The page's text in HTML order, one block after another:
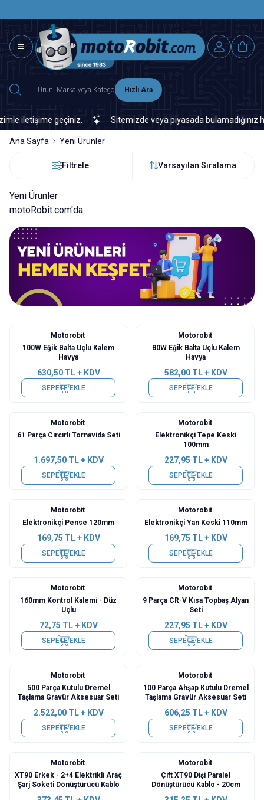
Hızlı Ara
geçiniz. Sitemizde veya piyasada bulamadığınız her
Ana Sayfa Yeni Ürünler
Filtrele Varsayılan Sıralama
Yeni Ürünler
motoRobit.com'da
Motorobit
100W Eğik Balta Uçlu Kalem
Havya
630,50TL + KDV
SEPETE EKLE
Motorobit
80W Eğik Balta Uçlu Kalem
Havya
582,00TL + KDV
SEPETE EKLE
Motorobit
61 Parça Cırcırlı Tornavida Seti
1.697,50TL + KDV
SEPETE EKLE
Motorobit
Elektronikçi Tepe Keski
100mm
227,95 TL + KDV
SEPETE EKLE
Motorobit
Elektronikçi Pense 120mm
169,75 TL + KDV
SEPETE EKLE
Motorobit
Elektronikçi Yan Keski 110mm
169,75 TL + KDV
SEPETE EKLE
Motorobit
160mm Kontrol Kalemi - Düz
Uçlu
72,75 TL + KDV
SEPETE EKLE
Motorobit
9 Parça CR-V Kısa Topbaş Alyan
Seti
227,95 TL + KDV
SEPETE EKLE
Motorobit
500 Parça Kutulu Dremel
Taşlama Gravür Aksesuar Seti
2.522,00TL + KDV
SEPETE EKLE
Motorobit
100 Parça Ahşap Kutulu Dremel
Taşlama Gravür Aksesuar Seti
606,25 TL + KDV
SEPETE EKLE
Motorobit
XT90 Erkek - 2+4 Elektrikli Araç
Şarj Soketi Dönüştürücü Kablo
Motorobit
Çift XT90 Dişi Paralel
Dönüştürücü Kablo - 20cm